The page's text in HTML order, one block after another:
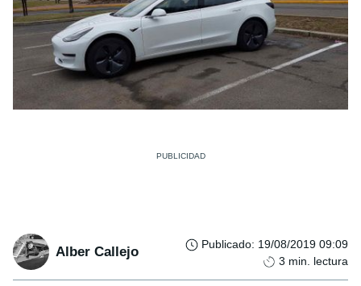
Alber Callejo Publicado: 19/08/2019 09:09
3 min. lectura